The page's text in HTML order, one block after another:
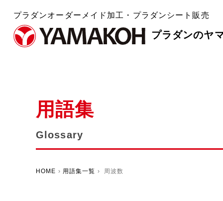
プラダンオーダーメイド加工・プラダンシート販売
プラダンのヤ
用語集
Glossary
HOME › 用語集一覧 › 周波数